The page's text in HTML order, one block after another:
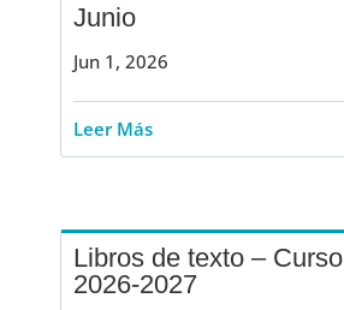
Junio
Jun 1, 2026
Leer Más
Libros de texto – Curso
2026-2027